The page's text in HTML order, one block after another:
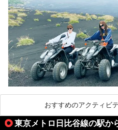
おすすめのアクティビ
東京メトロ日比谷線の駅か